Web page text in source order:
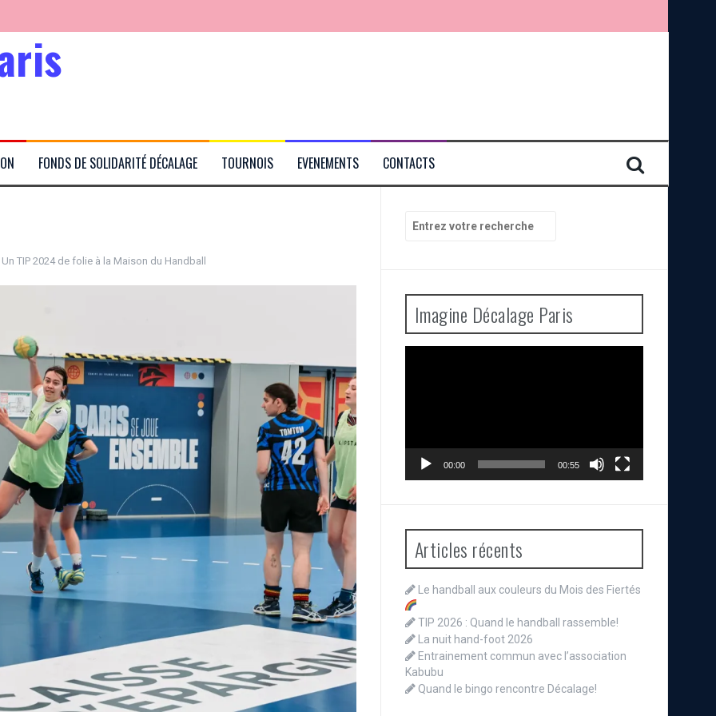
FONDS DE SOLIDARITÉ DÉCALAGE TOURNOIS EVENEMENTS CONTACTS
Un TIP 2024 de folie à la Maison du Handball
Recherche
pour
Imagine Décalage Paris
00:00 00:55
Articles récents
Le handball aux couleurs du Mois des Fiertés
TIP 2026 : Quand le handball rassemble!
La nuit hand-foot 2026
Entrainement commun avec l’association
Kabubu
Quand le bingo rencontre Décalage!